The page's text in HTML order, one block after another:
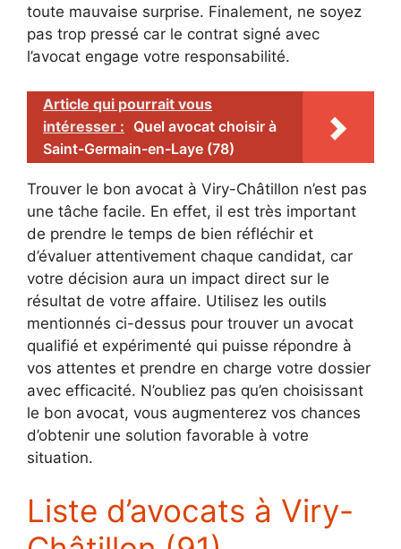
toute mauvaise surprise. Finalement, ne soyez
pas trop pressé car le contrat signé avec
l’avocat engage votre responsabilité.
Article qui pourrait vous
intéresser : Quel avocat choisir à
Saint-Germain-en-Laye (78)
Trouver le bon avocat à Viry-Châtillon n’est pas
une tâche facile. En effet, il est très important
de prendre le temps de bien réfléchir et
d’évaluer attentivement chaque candidat, car
votre décision aura un impact direct sur le
résultat de votre affaire. Utilisez les outils
mentionnés ci-dessus pour trouver un avocat
qualifié et expérimenté qui puisse répondre à
vos attentes et prendre en charge votre dossier
avec efficacité. N’oubliez pas qu’en choisissant
le bon avocat, vous augmenterez vos chances
d’obtenir une solution favorable à votre
situation.
Liste d’avocats à Viry-